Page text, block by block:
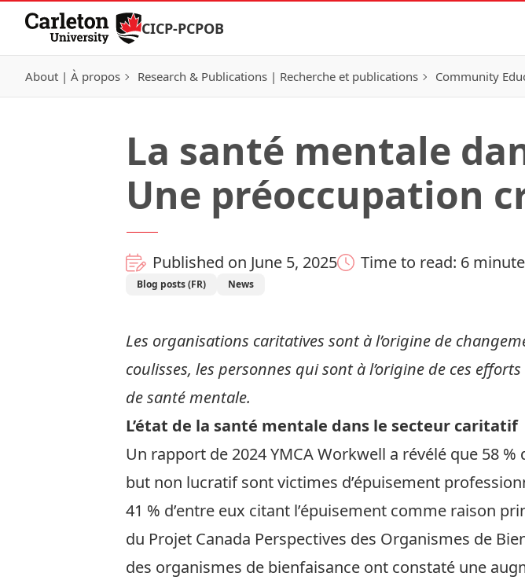
Skip to Content
CICP-PCPOB
About | À propos Research & Publications | Recherche et publications Community
La santé mentale
Une préoccupation
Published on June 5, 2025 Time to read: 6
Blog posts (FR) News
Les organisations caritatives sont à l’origine de
coulisses, les personnes qui sont à l’origine de ces
de santé mentale.
L’état de la santé mentale dans le secteur caritatif
Un rapport de 2024YMCA Workwell a révélé que 58
but non lucratif sont victimes d’épuisement
41 % d’entre eux citant l’épuisement comme raison
du Projet Canada Perspectives des Organismes de
des organismes de bienfaisance ont constaté une